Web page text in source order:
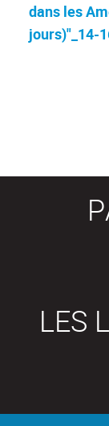
dans les
jours)"_14-
LES